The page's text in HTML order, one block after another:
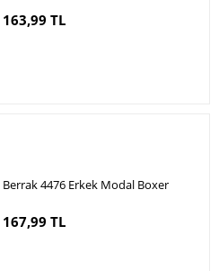
163,99 TL
Berrak 4476 Erkek Modal Boxer
167,99 TL